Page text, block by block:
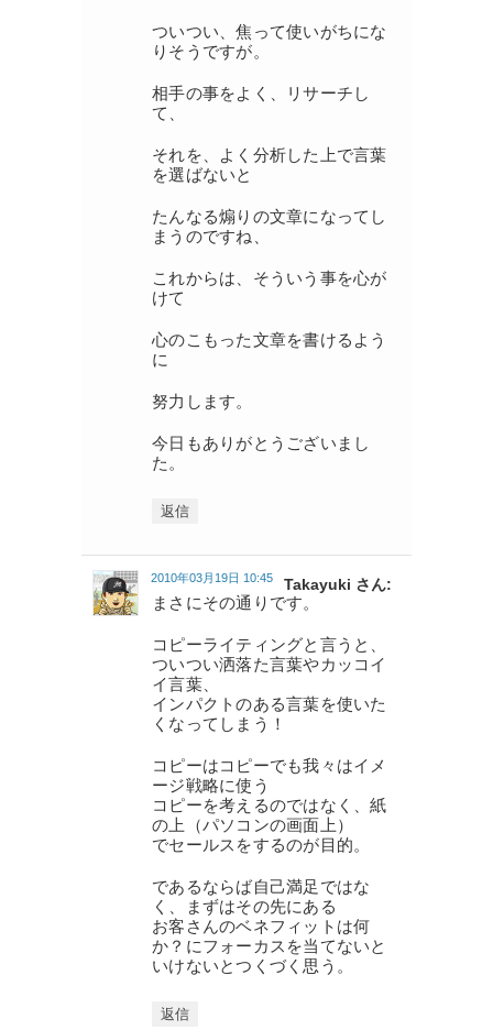
ついつい、焦って使いがちにな
りそうですが。
相手の事をよく、リサーチし
て、
それを、よく分析した上で言葉
を選ばないと
たんなる煽りの文章になってし
まうのですね、
これからは、そういう事を心が
けて
心のこもった文章を書けるよう
に
努力します。
今日もありがとうございまし
た。
返信
Takayuki さん:
2010年03月19日 10:45
まさにその通りです。
コピーライティングと言うと、
ついつい洒落た言葉やカッコイ
イ言葉、
インパクトのある言葉を使いた
くなってしまう！
コピーはコピーでも我々はイメ
ージ戦略に使う
コピーを考えるのではなく、紙
の上（パソコンの画面上）
でセールスをするのが目的。
であるならば自己満足ではな
く、まずはその先にある
お客さんのベネフィットは何
か？にフォーカスを当てないと
いけないとつくづく思う。
返信